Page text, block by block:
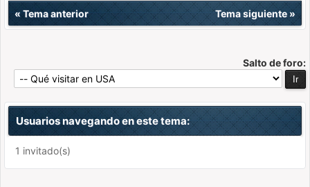
« Tema anterior Tema siguiente»
Salto de foro:
Usuarios navegando en este tema:
1 invitado(s)